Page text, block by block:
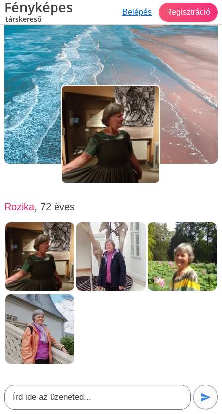
Fényképes
társkereső
Belépés Regisztráció
Társkereső Szeged
Rozika, 72 éves, nő
Rozika, 72 éves